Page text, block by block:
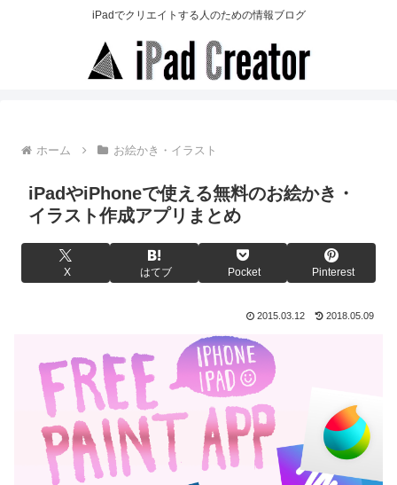
iPadでクリエイトする人のための情報ブログ
ホーム お絵かき・イラスト
iPadやiPhoneで使える無料のお絵かき・
イラスト作成アプリまとめ
X はてブ Pocket Pinterest
2015.03.12 2018.05.09